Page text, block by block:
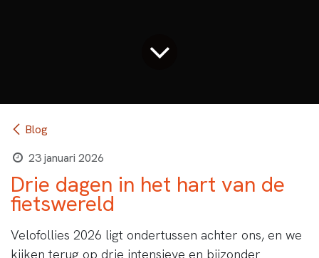
Blog
23 januari 2026
Drie dagen in het hart van de
fietswereld
Velofollies 2026 ligt ondertussen achter ons, en we
kijken terug op drie intensieve en bijzonder